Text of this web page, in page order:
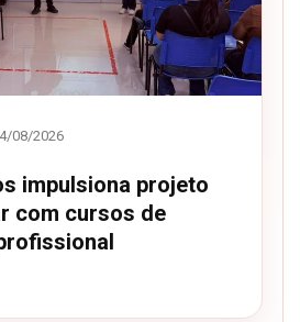
08/2026
impulsiona projeto
com cursos de